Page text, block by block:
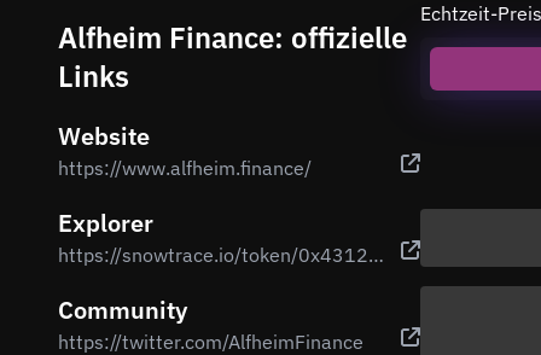
Alfheim Finance: offizielle
Links
Website
https://www.alfheim.finance/
Explorer
https://snowtrace.io/token/0x431289cb3a2ec0875351e33767e175c816c73b3a
Community
https://twitter.com/AlfheimFinance
Echtzeit-